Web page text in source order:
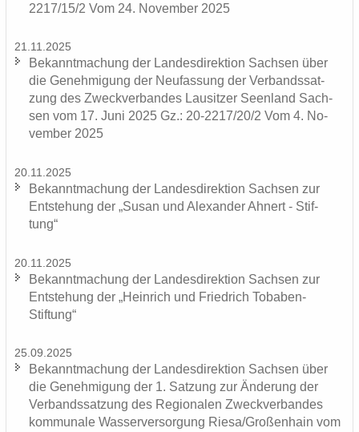
2217/15/2 Vom 24. No­vem­ber 2025
21.11.2025
Be­kannt­ma­chung der Lan­des­di­rek­ti­on Sach­sen über
die Ge­neh­mi­gung der Neu­fas­sung der Ver­bands­sat­
zung des Zweck­ver­ban­des Lau­sit­zer Se­en­land Sach­
sen vom 17. Juni 2025 Gz.: 20-2217/20/2 Vom 4. No­
vem­ber 2025
20.11.2025
Be­kannt­ma­chung der Lan­des­di­rek­ti­on Sach­sen zur
Ent­ste­hung der „Susan und Alex­an­der Ah­nert - Stif­
tung“
20.11.2025
Be­kannt­ma­chung der Lan­des­di­rek­ti­on Sach­sen zur
Ent­ste­hung der „Hein­rich und Fried­rich Tobaben-​
Stiftung“
25.09.2025
Be­kannt­ma­chung der Lan­des­di­rek­ti­on Sach­sen über
die Ge­neh­mi­gung der 1. Sat­zung zur Än­de­rung der
Ver­bands­sat­zung des Re­gio­na­len Zweck­ver­ban­des
kom­mu­na­le Was­ser­ver­sor­gung Riesa/Gro­ßen­hain vom